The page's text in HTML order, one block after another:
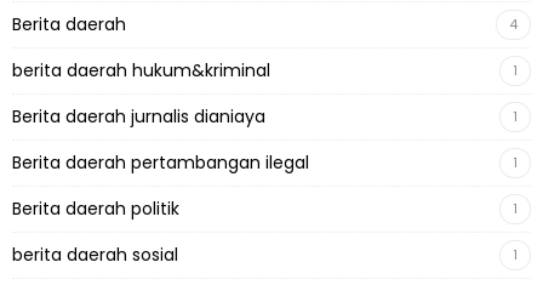
Berita daerah 4
berita daerah hukum&kriminal 1
Berita daerah jurnalis dianiaya 1
Berita daerah pertambangan ilegal 1
Berita daerah politik 1
berita daerah sosial 1